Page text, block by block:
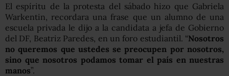
El espíritu de la protesta del sábado hizo que Gabriela
Warkentin, recordara una frase que un alumno de una
escuela privada le dijo a la candidata a jefa de Gobierno
del DF, Beatriz Paredes, en un foro estudiantil. “Nosotros
no queremos que ustedes se preocupen por nosotros,
sino que nosotros podamos tomar el país en nuestras
manos”.